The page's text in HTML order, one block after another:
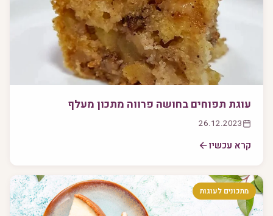
עוגת תפוחים בחושה פרווה מתכון מעלף
26.12.2023
קרא עכשיו
מתכונים לעוגות